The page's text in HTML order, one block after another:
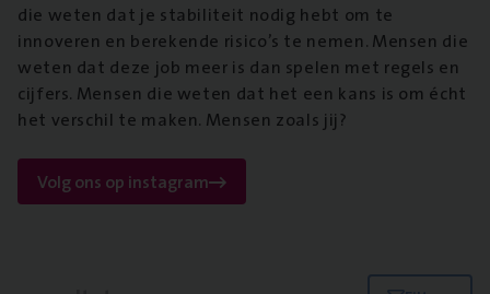
die weten dat je stabiliteit nodig hebt om te
innoveren en berekende risico’s te nemen. Mensen die
weten dat deze job meer is dan spelen met regels en
cijfers. Mensen die weten dat het een kans is om écht
het verschil te maken. Mensen zoals jij?
Volg ons op instagram